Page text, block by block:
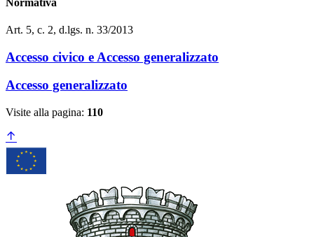
Art. 5, c. 2, d.lgs. n. 33/2013
Accesso civico e Accesso generalizzato
Accesso generalizzato
Visite alla pagina: 110